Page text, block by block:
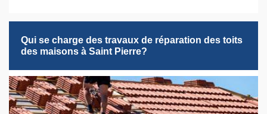
Qui se charge des travaux de réparation des toits
des maisons à Saint Pierre?